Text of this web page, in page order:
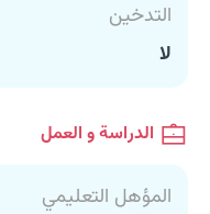
التدخين
لا
الدراسة و العمل
المؤهل التعليمي